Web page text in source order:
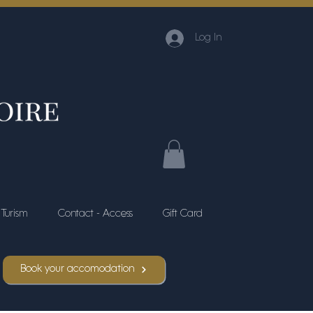
Log In
Turism Contact - Access Gift Card
Book your accomodation